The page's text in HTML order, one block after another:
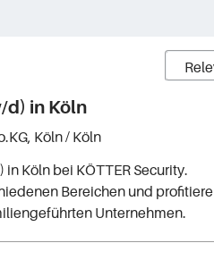
in Köln
Köln/ Köln
Köln bei KÖTTER Security.
Bereichen und profitiere
Unternehmen.